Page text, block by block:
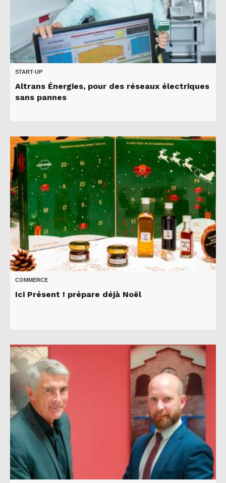
START-UP
Altrans Énergies, pour des réseaux électriques
sans pannes
COMMERCE
Ici Présent ! prépare déjà Noël